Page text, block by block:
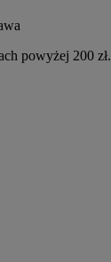
powyżej 200 zł.